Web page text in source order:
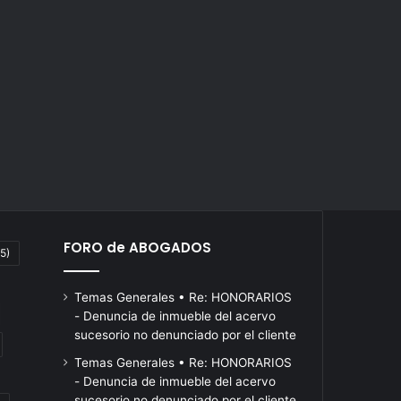
FORO de ABOGADOS
Temas Generales • Re: HONORARIOS
- Denuncia de inmueble del acervo
sucesorio no denunciado por el cliente
Temas Generales • Re: HONORARIOS
- Denuncia de inmueble del acervo